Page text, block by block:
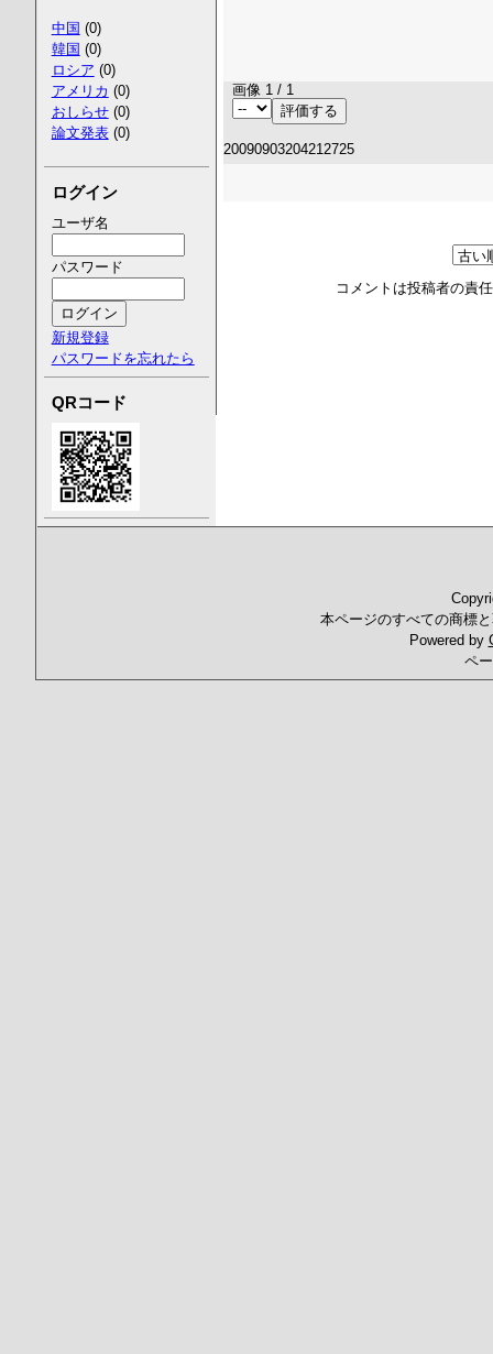
画像 1 / 1
20090903204212725
コメントは投稿者の責
中国 (0)
韓国 (0)
ロシア (0)
アメリカ (0)
おしらせ(0)
論文発表(0)
ログイン
ユーザ名
パスワード
新規登録
パスワードを忘れたら
QRコード
本ページのすべての商標
Powered by
ペ